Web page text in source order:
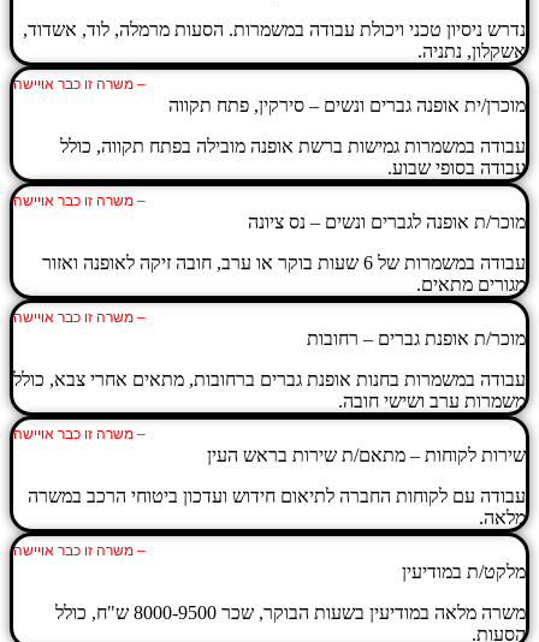
נדרש ניסיון טכני ויכולת עבודה במשמרות. הסעות מרמלה, לוד, אשדוד,
אשקלון, נתניה.
– משרה זו כבר אויישה
מוכרן/ית אופנה גברים ונשים – סירקין, פתח תקווה
עבודה במשמרות גמישות ברשת אופנה מובילה בפתח תקווה, כולל
עבודה בסופי שבוע.
– משרה זו כבר אויישה
מוכר/ת אופנה לגברים ונשים – נס ציונה
עבודה במשמרות של 6 שעות בוקר או ערב, חובה זיקה לאופנה ואזור
מגורים מתאים.
– משרה זו כבר אויישה
מוכר/ת אופנת גברים – רחובות
עבודה במשמרות בחנות אופנת גברים ברחובות, מתאים אחרי צבא, כולל
משמרות ערב ושישי חובה.
– משרה זו כבר אויישה
שירות לקוחות – מתאם/ת שירות בראש העין
עבודה עם לקוחות החברה לתיאום חידוש ועדכון ביטוחי הרכב במשרה
מלאה.
– משרה זו כבר אויישה
מלקט/ת במודיעין
משרה מלאה במודיעין בשעות הבוקר, שכר 8000-9500 ש"ח, כולל
הסעות.